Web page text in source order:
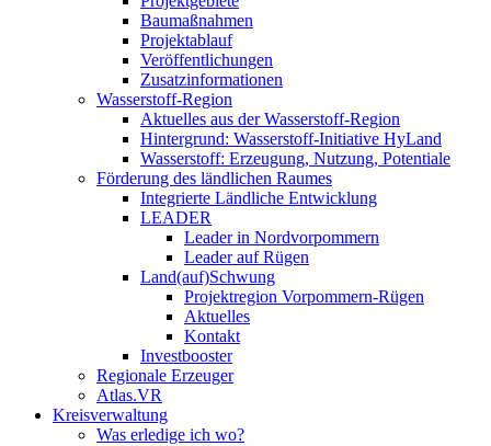
Baumaßnahmen
Projektablauf
Veröffentlichungen
Zusatzinformationen
Wasserstoff-Region
Aktuelles aus der Wasserstoff-Region
Hintergrund: Wasserstoff-Initiative HyLand
Wasserstoff: Erzeugung, Nutzung, Potentiale
Förderung des ländlichen Raumes
Integrierte Ländliche Entwicklung
LEADER
Leader in Nordvorpommern
Leader auf Rügen
Land(auf)Schwung
Projektregion Vorpommern-Rügen
Aktuelles
Kontakt
Investbooster
Regionale Erzeuger
Atlas.VR
Kreisverwaltung
Was erledige ich wo?